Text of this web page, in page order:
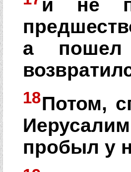
и не
а
18Потом,
пробыл у